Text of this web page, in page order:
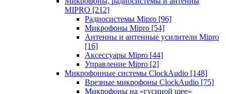
MIPRO [212]
Радиосистемы Mipro [96]
Микрофоны Mipro [54]
Антенны и антенные усилители Mipro
[16]
Аксессуары Mipro [44]
Управление Mipro [2]
Микрофонные системы ClockAudio [148]
Врезные микрофоны ClockAudio [75]
Микрофоны на «гусиной шее»